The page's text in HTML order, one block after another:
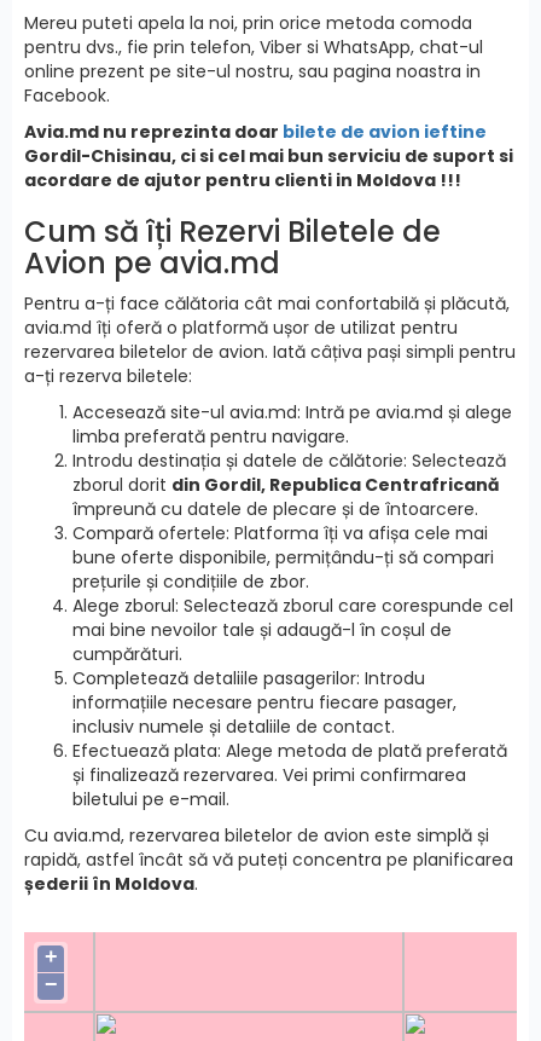
Mereu puteti apela la noi, prin orice metoda comoda
pentru dvs., fie prin telefon, Viber si WhatsApp, chat-ul
online prezent pe site-ul nostru, sau pagina noastra in
Facebook.
Avia.md nu reprezinta doar bilete de avion ieftine
Gordil-Chisinau, ci si cel mai bun serviciu de suport si
acordare de ajutor pentru clienti in Moldova !!!
Cum să îți Rezervi Biletele de
Avion pe avia.md
Pentru a-ți face călătoria cât mai confortabilă și plăcută,
avia.md îți oferă o platformă ușor de utilizat pentru
rezervarea biletelor de avion. Iată câțiva pași simpli pentru
a-ți rezerva biletele:
Accesează site-ul avia.md: Intră pe avia.md și alege
limba preferată pentru navigare.
Introdu destinația și datele de călătorie: Selectează
zborul dorit din Gordil, Republica Centrafricană
împreună cu datele de plecare și de întoarcere.
Compară ofertele: Platforma îți va afișa cele mai
bune oferte disponibile, permițându-ți să compari
prețurile și condițiile de zbor.
Alege zborul: Selectează zborul care corespunde cel
mai bine nevoilor tale și adaugă-l în coșul de
cumpărături.
Completează detaliile pasagerilor: Introdu
informațiile necesare pentru fiecare pasager,
inclusiv numele și detaliile de contact.
Efectuează plata: Alege metoda de plată preferată
și finalizează rezervarea. Vei primi confirmarea
biletului pe e-mail.
Cu avia.md, rezervarea biletelor de avion este simplă și
rapidă, astfel încât să vă puteți concentra pe planificarea
șederii în Moldova.
+
−